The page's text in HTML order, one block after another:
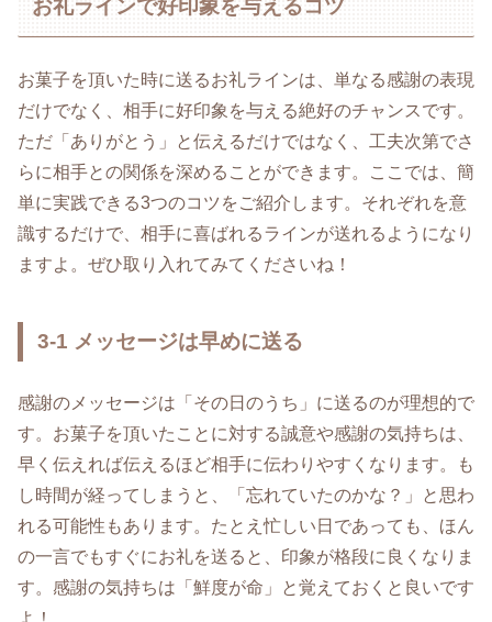
お礼ラインで好印象を与えるコツ
お菓子を頂いた時に送るお礼ラインは、単なる感謝の表現
だけでなく、相手に好印象を与える絶好のチャンスです。
ただ「ありがとう」と伝えるだけではなく、工夫次第でさ
らに相手との関係を深めることができます。ここでは、簡
単に実践できる3つのコツをご紹介します。それぞれを意
識するだけで、相手に喜ばれるラインが送れるようになり
ますよ。ぜひ取り入れてみてくださいね！
3-1 メッセージは早めに送る
感謝のメッセージは「その日のうち」に送るのが理想的で
す。お菓子を頂いたことに対する誠意や感謝の気持ちは、
早く伝えれば伝えるほど相手に伝わりやすくなります。も
し時間が経ってしまうと、「忘れていたのかな？」と思わ
れる可能性もあります。たとえ忙しい日であっても、ほん
の一言でもすぐにお礼を送ると、印象が格段に良くなりま
す。感謝の気持ちは「鮮度が命」と覚えておくと良いです
よ！